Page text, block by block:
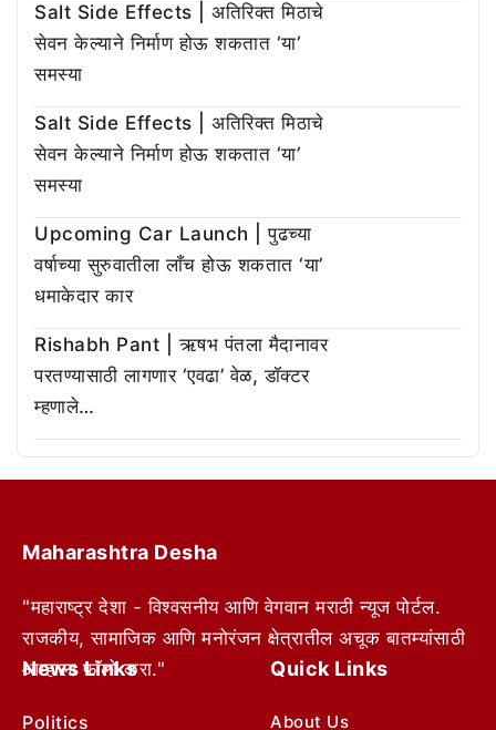
Salt Side Effects | अतिरिक्त मिठाचे
सेवन केल्याने निर्माण होऊ शकतात ‘या’
समस्या
Salt Side Effects | अतिरिक्त मिठाचे
सेवन केल्याने निर्माण होऊ शकतात ‘या’
समस्या
Upcoming Car Launch | पुढच्या
वर्षाच्या सुरुवातीला लाँच होऊ शकतात ‘या’
धमाकेदार कार
Rishabh Pant | ऋषभ पंतला मैदानावर
परतण्यासाठी लागणार ‘एवढा’ वेळ, डॉक्टर
म्हणाले…
Maharashtra Desha
"महाराष्ट्र देशा - विश्वसनीय आणि वेगवान मराठी न्यूज पोर्टल.
राजकीय, सामाजिक आणि मनोरंजन क्षेत्रातील अचूक बातम्यांसाठी
आम्हाला फॉलो करा."
News Links
Politics
Quick Links
About Us